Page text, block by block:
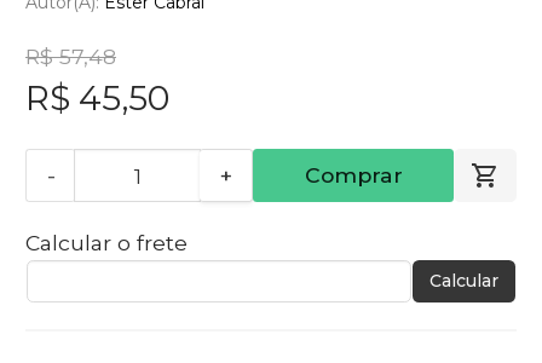
R$ 57,48
R$ 45,50
- + Comprar
Calcular o frete
Calcular